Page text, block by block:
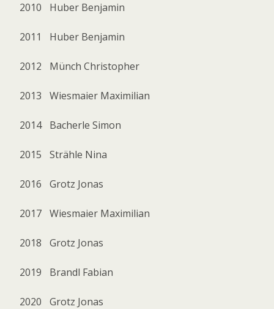
2010 Huber Benjamin
2011 Huber Benjamin
2012 Münch Christopher
2013 Wiesmaier Maximilian
2014 Bacherle Simon
2015 Strähle Nina
2016 Grotz Jonas
2017 Wiesmaier Maximilian
2018 Grotz Jonas
2019 Brandl Fabian
2020 Grotz Jonas